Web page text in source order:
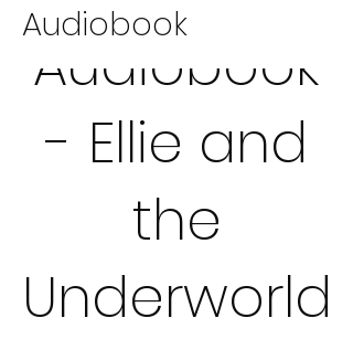
Audiobook
Audiobook
- Ellie and
the
Underworld